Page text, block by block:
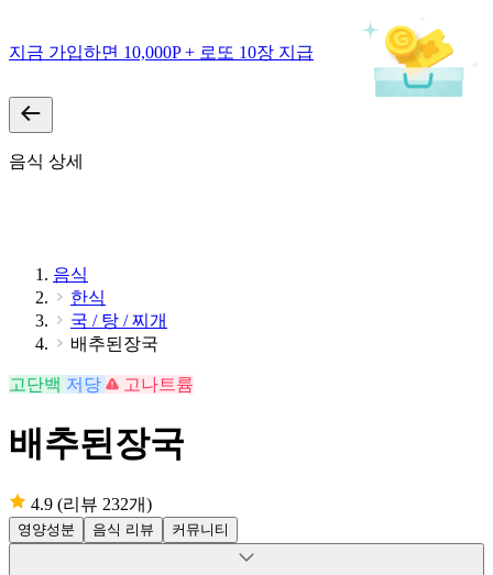
지금 가입하면 10,000P + 로또 10장 지급
음식 상세
음식
한식
국 / 탕 / 찌개
배추된장국
고단백 저당 고나트륨
배추된장국
4.9 (리뷰 232개)
영양성분 음식 리뷰 커뮤니티